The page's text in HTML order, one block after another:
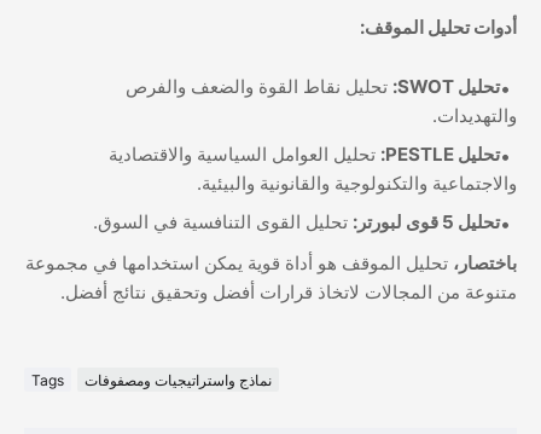
أدوات تحليل الموقف:
تحليل SWOT:
تحليل نقاط القوة والضعف والفرص
والتهديدات.
تحليل PESTLE:
تحليل العوامل السياسية والاقتصادية
والاجتماعية والتكنولوجية والقانونية والبيئية.
تحليل 5 قوى لبورتر:
تحليل القوى التنافسية في السوق.
باختصار، تحليل الموقف هو أداة قوية يمكن استخدامها في مجموعة
متنوعة من المجالات لاتخاذ قرارات أفضل وتحقيق نتائج أفضل.
Tags نماذج واستراتيجيات ومصفوفات